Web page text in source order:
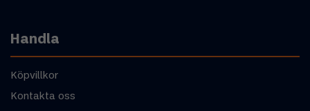
Handla
Köpvillkor
Kontakta oss